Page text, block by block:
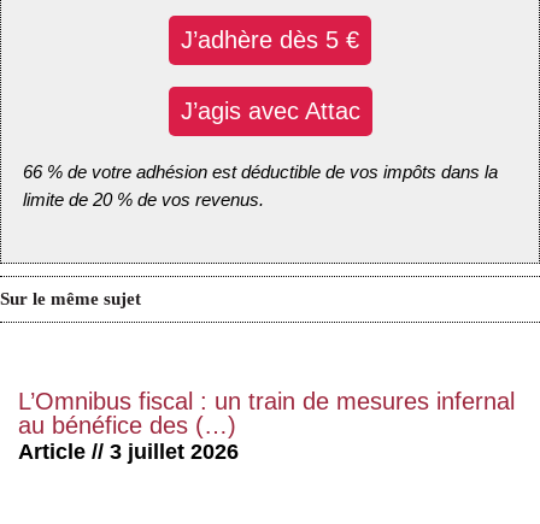
J’adhère dès 5 €
J’agis avec Attac
66 % de votre adhésion est déductible de vos impôts dans la
limite de 20 % de vos revenus.
Sur le même sujet
L’Omnibus fiscal : un train de mesures infernal
au bénéfice des (…)
Article // 3 juillet 2026